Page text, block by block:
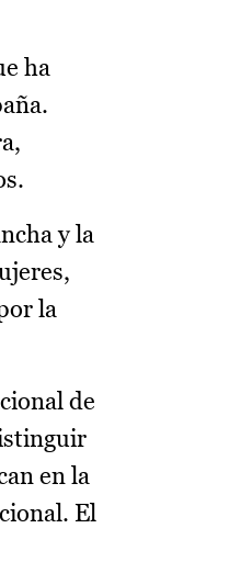
ha
y la
la
de
en la
El